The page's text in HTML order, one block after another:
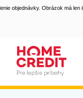
objednávky. Obrázok má len